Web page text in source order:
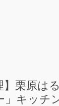
】栗原は
」キッチ